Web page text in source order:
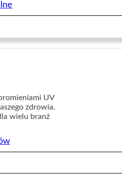
UV
zdrowia.
wielu branż